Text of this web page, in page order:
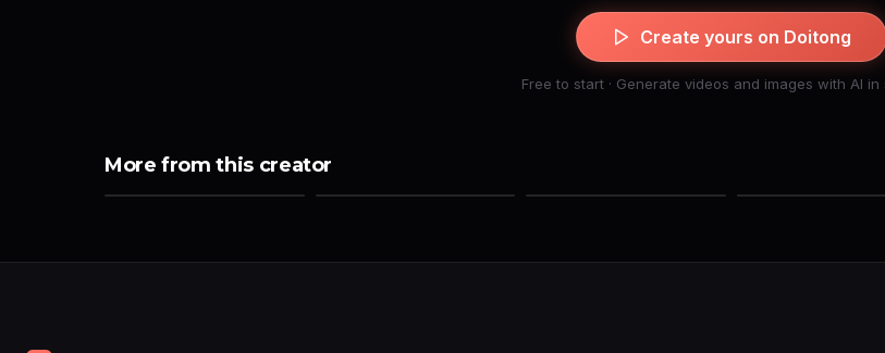
Create yours on Doitong
Free to start · Generate videos and images with AI in
More from this creator